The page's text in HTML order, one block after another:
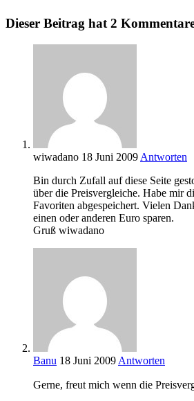
Dieser Beitrag hat 2
wiwadano 18 Juni 2009 Antworten
Bin durch Zufall auf diese Seite
über die Preisvergleiche. Habe mir
Favoriten abgespeichert. Vielen
einen oder anderen Euro sparen.
Gruß wiwadano
Banu 18 Juni 2009 Antworten
Gerne, freut mich wenn die